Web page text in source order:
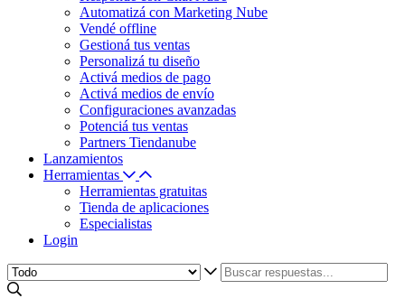
Automatizá con Marketing Nube
Vendé offline
Gestioná tus ventas
Personalizá tu diseño
Activá medios de pago
Activá medios de envío
Configuraciones avanzadas
Potenciá tus ventas
Partners Tiendanube
Lanzamientos
Herramientas
Herramientas gratuitas
Tienda de aplicaciones
Especialistas
Login